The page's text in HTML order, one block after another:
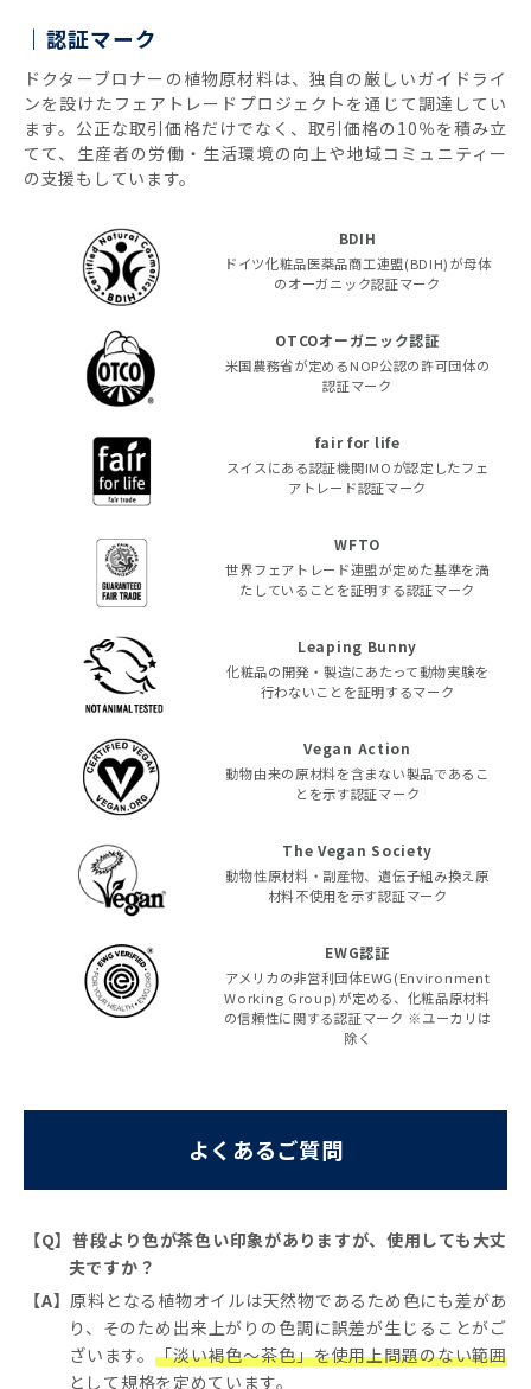
認証マーク
ドクターブロナーの植物原材料は、独自の厳しいガイドライ
ンを設けたフェアトレードプロジェクトを通じて調達してい
ます。公正な取引価格だけでなく、取引価格の10％を積み立
てて、生産者の労働・生活環境の向上や地域コミュニティー
の支援もしています。
BDIH
ドイツ化粧品医薬品商工連盟(BDIH)が母体
のオーガニック認証マーク
OTCOオーガニック認証
米国農務省が定めるNOP公認の許可団体の
認証マーク
fair for life
スイスにある認証機関IMOが認定したフェ
アトレード認証マーク
WFTO
世界フェアトレード連盟が定めた基準を満
たしていることを証明する認証マーク
Leaping Bunny
化粧品の開発・製造にあたって動物実験を
行わないことを証明するマーク
Vegan Action
動物由来の原材料を含まない製品であるこ
とを示す認証マーク
The Vegan Society
動物性原材料・副産物、遺伝子組み換え原
材料不使用を示す認証マーク
EWG認証
アメリカの非営利団体EWG(Environment
Working Group)が定める、化粧品原材料
の信頼性に関する認証マーク ※ユーカリは
除く
よくあるご質問
【Q】普段より色が茶色い印象がありますが、使用しても大丈
夫ですか？
【A】原料となる植物オイルは天然物であるため色にも差があ
り、そのため出来上がりの色調に誤差が生じることがご
ざいます。「淡い褐色～茶色」を使用上問題のない範囲
として規格を定めています。